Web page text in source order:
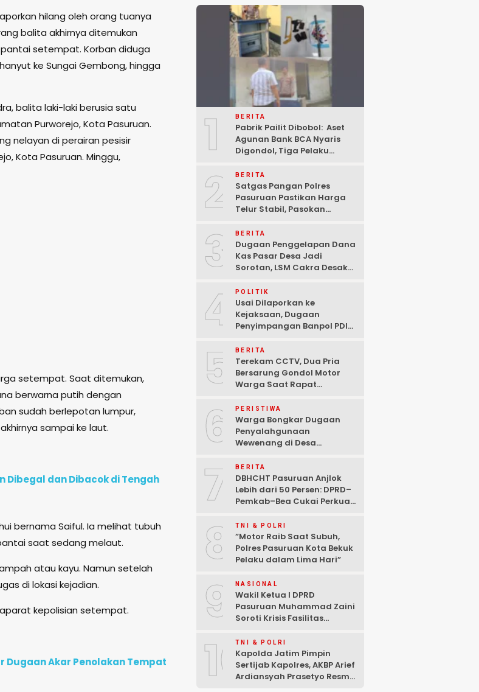
hilang oleh orang tuanya
balita akhirnya ditemukan
setempat. Korban diduga
ke Sungai Gembong, hingga
balita laki-laki berusia satu
Purworejo, Kota Pasuruan.
nelayan di perairan pesisir
Kota Pasuruan. Minggu,
setempat. Saat ditemukan,
berwarna putih dengan
sudah berlepotan lumpur,
sampai ke laut.
Dibegal dan Dibacok di Tengah
bernama Saiful. Ia melihat tubuh
saat sedang melaut.
atau kayu. Namun setelah
di lokasi kejadian.
kepolisian setempat.
Dugaan Akar Penolakan Tempat
1 BERITA
Pabrik Pailit Dibobol: Aset
Agunan Bank BCA Nyaris
Digondol, Tiga Pelaku
Pasuruan
2 BERITA
Satgas Pangan Polres
Pasuruan Pastikan Harga
Telur Stabil, Pasokan
Kekhawatiran Fluktuasi
3 BERITA
Dugaan Penggelapan Dana
Kas Pasar Desa Jadi
Sorotan, LSM Cakra Desak
4 POLITIK
Usai Dilaporkan ke
Kejaksaan, Dugaan
Penyimpangan Banpol PDIP
Tuntas “6 Eks Ketua PAC
Cabut Laporan”
5 BERITA
Terekam CCTV, Dua Pria
Bersarung Gondol Motor
Warga Saat Rapat
6 PERISTIWA
Warga Bongkar Dugaan
Penyalahgunaan
Wewenang di Desa
Mencuat
7 BERITA
DBHCHT Pasuruan Anjlok
Lebih dari 50 Persen: DPRD–
Pemkab–Bea Cukai Perkuat
Rokok Ilegal
8 TNI & POLRI
‎”Motor Raib Saat Subuh,
Polres Pasuruan Kota Bekuk
Pelaku dalam Lima Hari” ‎
9 NASIONAL
Wakil Ketua I DPRD
Pasuruan Muhammad Zaini
Soroti Krisis Fasilitas
Anggaran
10TNI & POLRI
Kapolda Jatim Pimpin
Sertijab Kapolres, AKBP Arief
Ardiansyah Prasetyo Resmi